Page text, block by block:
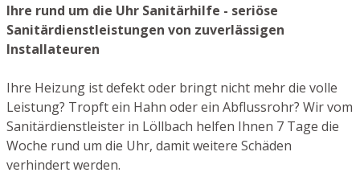
Ihre rund um die Uhr Sanitärhilfe - seriöse
Sanitärdienstleistungen von zuverlässigen
Installateuren
Ihre Heizung ist defekt oder bringt nicht mehr die volle
Leistung? Tropft ein Hahn oder ein Abflussrohr? Wir vom
Sanitärdienstleister in Löllbach helfen Ihnen 7 Tage die
Woche rund um die Uhr, damit weitere Schäden
verhindert werden.